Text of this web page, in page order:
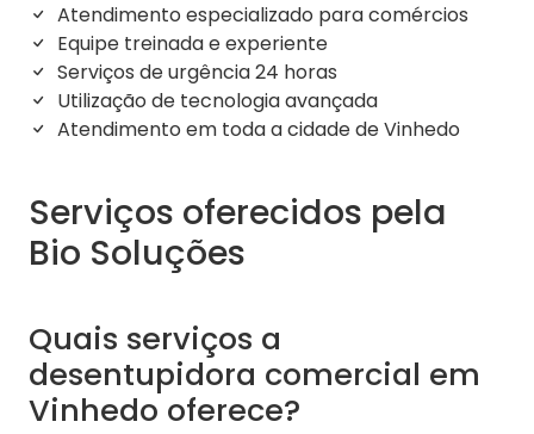
Atendimento especializado para comércios
Equipe treinada e experiente
Serviços de urgência 24 horas
Utilização de tecnologia avançada
Atendimento em toda a cidade de Vinhedo
Serviços oferecidos pela
Bio Soluções
Quais serviços a
desentupidora comercial em
Vinhedo oferece?